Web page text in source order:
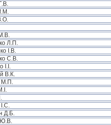
Л.П.
І.В.
С.В.
І.І.
В.К.
М.П.
Д.Б.
Ю.В.